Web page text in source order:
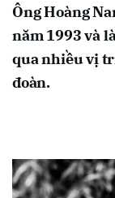
Ông Hoàng
năm 1993 và
qua nhiều vị
đoàn.